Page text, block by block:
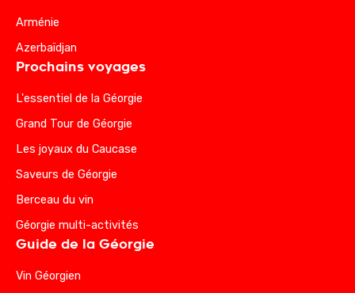
Arménie
Azerbaïdjan
Prochains voyages
L'essentiel de la Géorgie
Grand Tour de Géorgie
Les joyaux du Caucase
Saveurs de Géorgie
Berceau du vin
Géorgie multi-activités
Guide de la Géorgie
Vin Géorgien